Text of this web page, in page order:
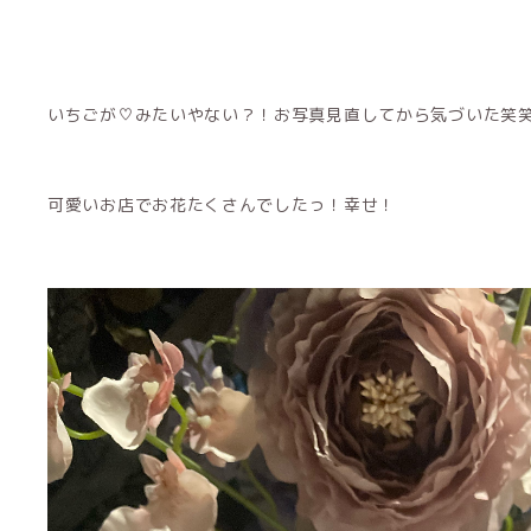
いちごが♡みたいやない？！お写真見直してから気づいた笑
可愛いお店でお花たくさんでしたっ！幸せ！